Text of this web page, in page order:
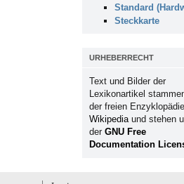
Standard
Steckkarte
URHEBERRECHT
Text und Bilder der
Lexikonartikel
der freien Enzyklopädie
Wikipediaund stehen
der GNU Free
Documentation